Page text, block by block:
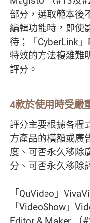
部分，選取範本後
編輯功能時，即使
待；「CyberLink
特效的方法複雜難
評分。
4款於使用時受嚴
評分主要根據各程
方產品的橫額或廣
度、可否永久移除
分、可否永久移除
「QuVideo」
「VideoShow」